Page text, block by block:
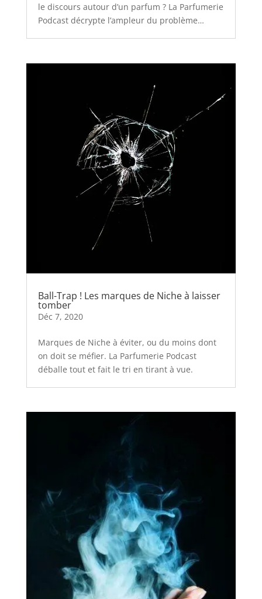
le discours autour d’un parfum ? La Parfumerie
Podcast décrypte l’ampleur du problème…
Ball-Trap ! Les marques de Niche à laisser
tomber
Déc 7, 2020
Marques de Niche à éviter, ou du moins dont
on doit se méfier. La Parfumerie Podcast
déballe tout et fait le tri en tirant à vue.